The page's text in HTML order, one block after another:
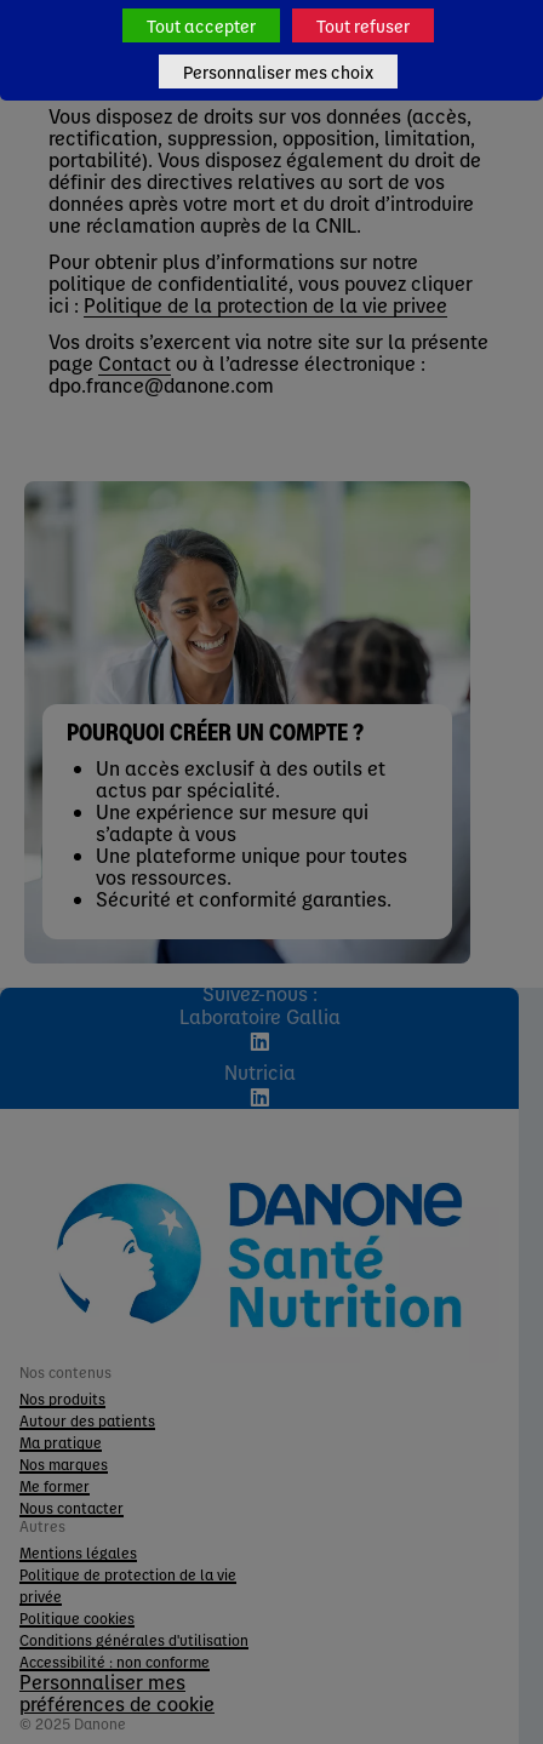
Blédina SAS en charge de la gestion du service
professionnels de santé (PDS) ainsi que de leurs
prestataires en charge de l’hébergement et
gestion de nos bases de données.
Vous disposez de droits sur vos données (accès,
rectification, suppression, opposition, limitation,
portabilité). Vous disposez également du droit de
définir des directives relatives au sort de vos
données après votre mort et du droit d’introduire
une réclamation auprès de la CNIL.
Pour obtenir plus d’informations sur notre
politique de confidentialité, vous pouvez cliquer
ici : Politique de la protection de la vie privee
Vos droits s’exercent via notre site sur la présente
page Contactou à l’adresse électronique :
dpo.france@danone.com
POURQUOI CRÉER UN COMPTE ?
Un accès exclusif à des outils et
actus par spécialité.
Une expérience sur mesure qui
s’adapte à vous
Une plateforme unique pour toutes
vos ressources.
Sécurité et conformité garanties.
Suivez-nous :
Laboratoire Gallia
Nutricia
Nos contenus
Nos produits
Autour des patients
Ma pratique
Nos marques
Me former
Nous contacter
Autres
Mentions légales
Politique de protection de la vie
privée
Politique cookies
Conditions générales d'utilisation
Accessibilité : non conforme
Personnaliser mes
préférences de cookie
© 2025 Danone
Tout accepter Tout refuser
Personnaliser mes choix